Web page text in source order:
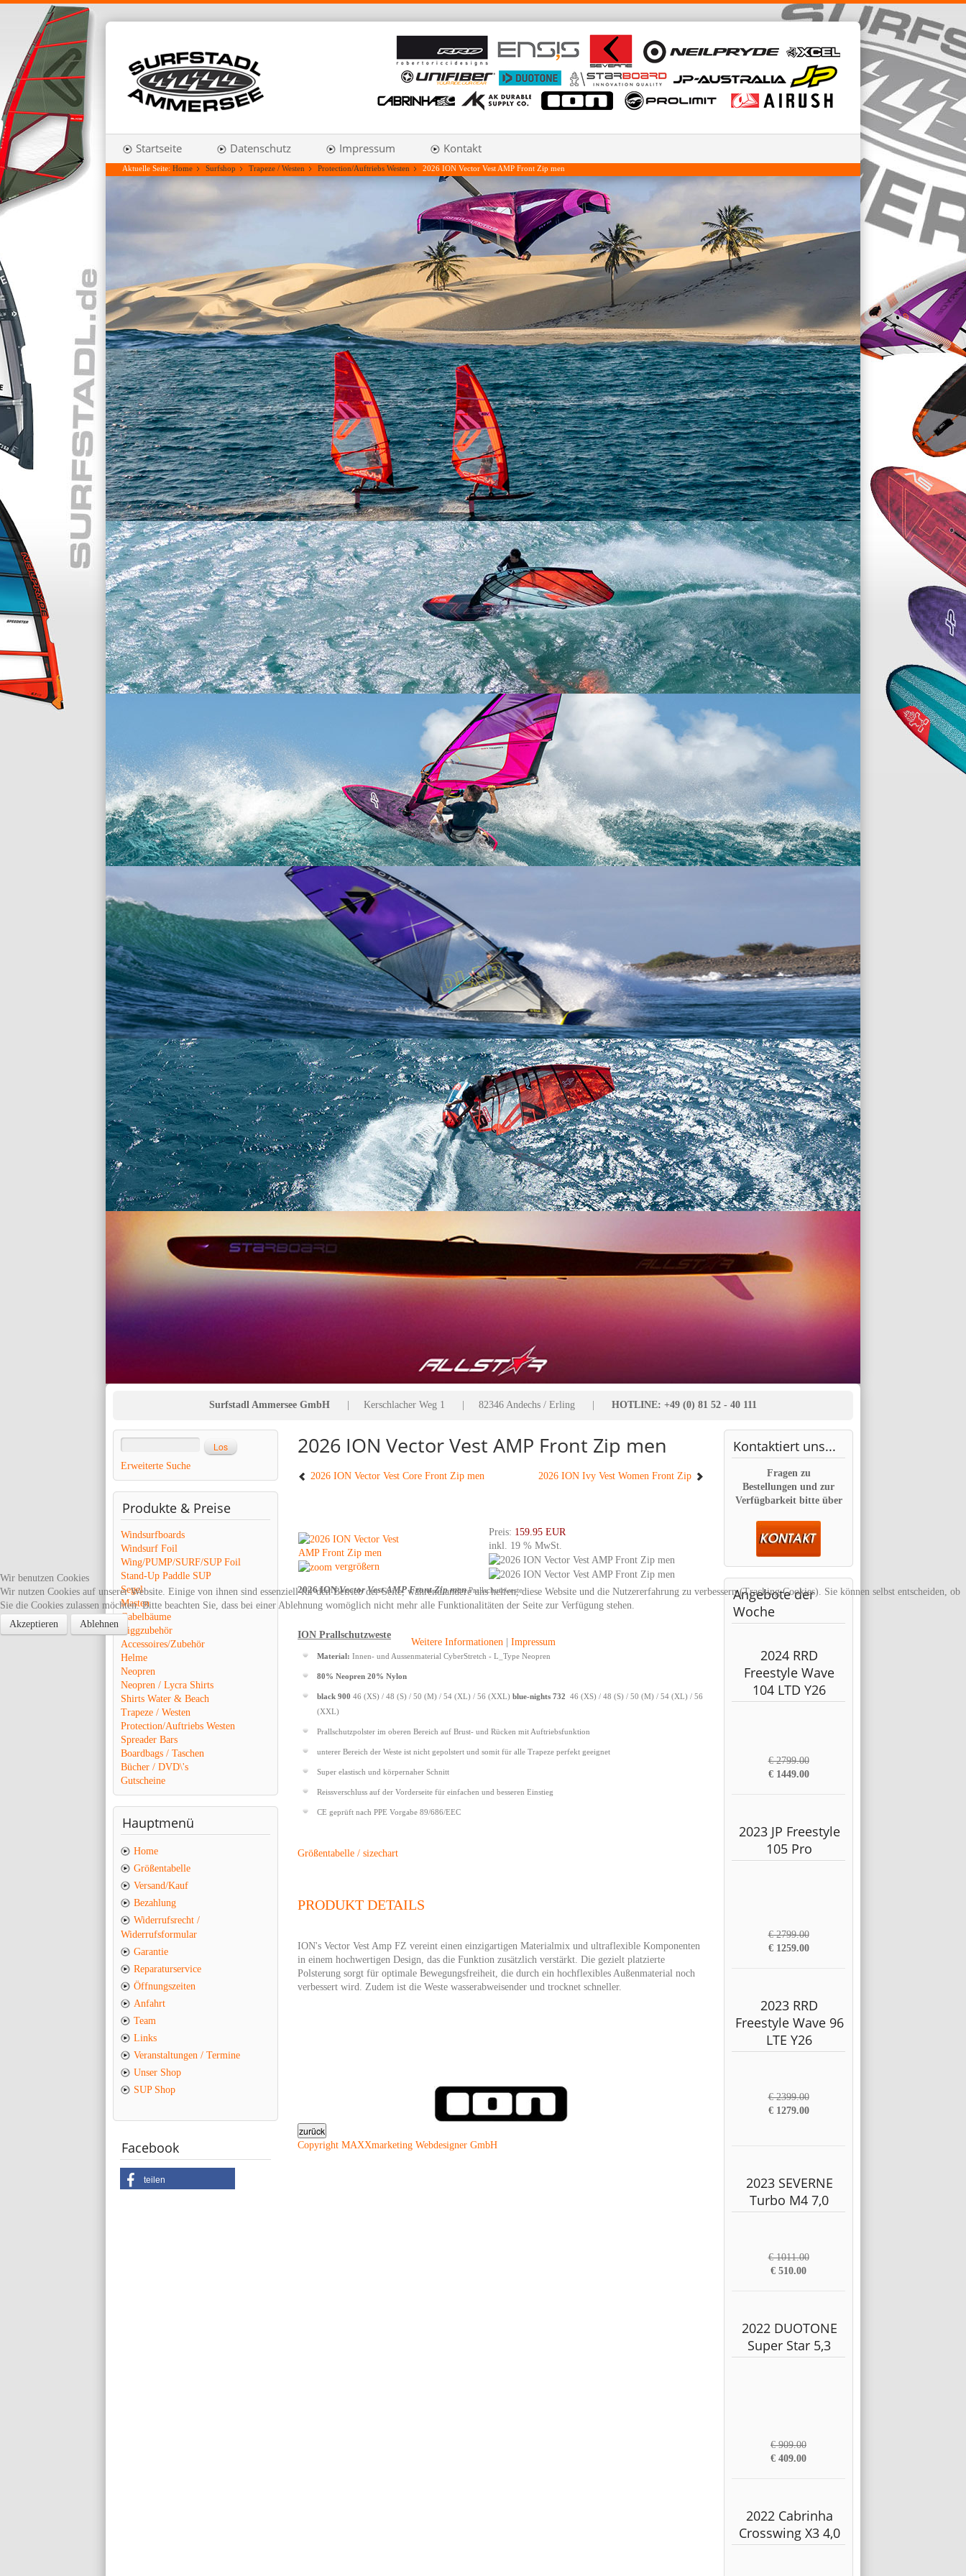
Startseite Datenschutz Impressum Kontakt
Aktuelle Seite: Home Surfshop Trapeze / Westen Protection/Auftriebs Westen 2026 ION Vector Vest AMP Front Zip men
Surfstadl Ammersee GmbH | Kerschlacher Weg 1 | 82346 Andechs / Erling | HOTLINE: +49 (0) 81 52 - 40 111
Erweiterte Suche
Produkte & Preise
Windsurfboards
Windsurf Foil
Wing/PUMP/SURF/SUP Foil
Stand-Up Paddle SUP
Segel
Masten
Gabelbäume
Riggzubehör
Accessoires/Zubehör
Helme
Neopren
Neopren / Lycra Shirts
Shirts Water & Beach
Trapeze / Westen
Protection/Auftriebs Westen
Spreader Bars
Boardbags / Taschen
Bücher / DVD\'s
Gutscheine
Hauptmenü
Home
Größentabelle
Versand/Kauf
Bezahlung
Widerrufsrecht /
Widerrufsformular
Garantie
Reparaturservice
Öffnungszeiten
Anfahrt
Team
Links
Veranstaltungen / Termine
Unser Shop
SUP Shop
Facebook
teilen
Kontaktiert uns...
Fragen zu
Bestellungen und zur
Verfügbarkeit bitte über
Angeboteder
Woche
2024 RRD
Freestyle Wave
104 LTD Y26
€ 2799.00
€ 1449.00
2023 JP Freestyle
105 Pro
€ 2799.00
€ 1259.00
2023 RRD
Freestyle Wave 96
LTE Y26
€ 2399.00
€ 1279.00
2023 SEVERNE
Turbo M4 7,0
€ 1011.00
€ 510.00
2022 DUOTONE
Super Star 5,3
€ 909.00
€ 409.00
2022 Cabrinha
Crosswing X3 4,0
2026 ION Vector Vest AMP Front Zip men
2026 ION Vector Vest Core Front Zip men 2026 ION Ivy Vest Women Front Zip
vergrößern
Preis: 159.95 EUR
inkl. 19 % MwSt.
2026 IONVector Vest AMP Front Zip menPrallschutzweste
ION Prallschutzweste
Material: Innen- und Aussenmaterial CyberStretch - L_Type Neopren
80% Neopren 20% Nylon
black 900 46 (XS) / 48 (S) / 50 (M) / 54 (XL) / 56 (XXL) blue-nights 732 46 (XS) / 48 (S) / 50 (M) / 54 (XL) / 56
(XXL)
Prallschutzpolster im oberen Bereich auf Brust- und Rücken mit Auftriebsfunktion
unterer Bereich der Weste ist nicht gepolstert und somit für alle Trapeze perfekt geeignet
Super elastisch und körpernaher Schnitt
Reissverschluss auf der Vorderseite für einfachen und besseren Einstieg
CE geprüft nach PPE Vorgabe 89/686/EEC
Größentabelle / sizechart
PRODUKT DETAILS
ION's Vector Vest Amp FZ vereint einen einzigartigen Materialmix und ultraflexible Komponenten
in einem hochwertigen Design, das die Funktion zusätzlich verstärkt. Die gezielt platzierte
Polsterung sorgt für optimale Bewegungsfreiheit, die durch ein hochflexibles Außenmaterial noch
verbessert wird. Zudem ist die Weste wasserabweisender und trocknet schneller.
Copyright MAXXmarketing Webdesigner GmbH
Wir benutzen Cookies
Wir nutzen Cookies auf unserer Website. Einige von ihnen sind essenziell für den Betrieb der Seite, während andere uns helfen, diese Website und die Nutzererfahrung zu verbessern (Tracking Cookies). Sie können selbst entscheiden, ob
Sie die Cookies zulassen möchten. Bitte beachten Sie, dass bei einer Ablehnung womöglich nicht mehr alle Funktionalitäten der Seite zur Verfügung stehen.
Akzeptieren
Ablehnen
Weitere Informationen| Impressum